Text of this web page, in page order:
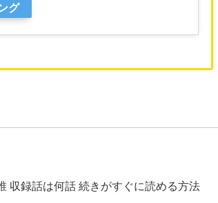
グ
収録話は何話 続きがすぐに読める方法